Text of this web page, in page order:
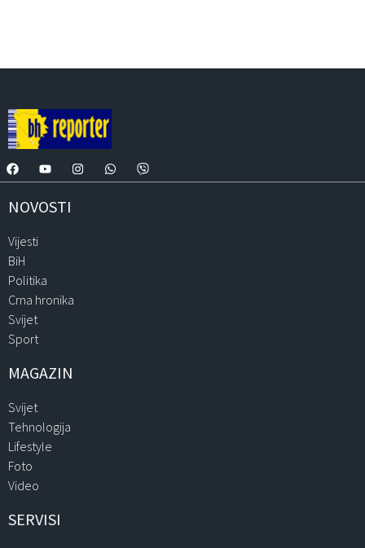
NOVOSTI
Vijesti
BiH
Politika
Crna hronika
Svijet
Sport
MAGAZIN
Svijet
Tehnologija
Lifestyle
Foto
Video
SERVISI